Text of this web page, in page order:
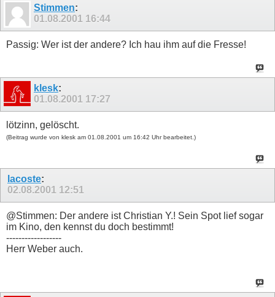
Stimmen:
01.08.2001 16:44
Passig: Wer ist der andere? Ich hau ihm auf die Fresse!
klesk:
01.08.2001 17:27
lötzinn, gelöscht.
(Beitrag wurde von klesk am 01.08.2001 um 16:42 Uhr bearbeitet.)
lacoste:
02.08.2001 12:51
@Stimmen: Der andere ist Christian Y.! Sein Spot lief sogar
im Kino, den kennst du doch bestimmt!
------------------
Herr Weber auch.